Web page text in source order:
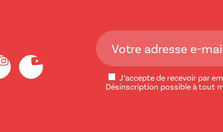
J’accepte de recevoir par
Désinscription possible à tout